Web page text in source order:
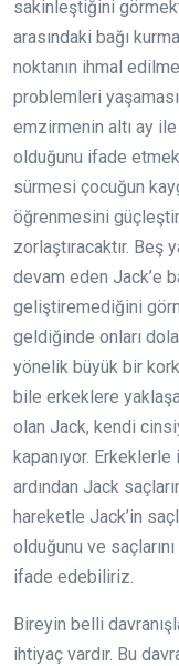
sakinleştiğini
arasındaki bağı
noktanın ihmal
problemleri
emzirmenin altı ay ile
olduğunu ifade
sürmesi çocuğun
öğrenmesini
zorlaştıracaktır. Beş
devam eden Jack’e
geliştiremediğini
geldiğinde onları
yönelik büyük bir
bile erkeklere
olan Jack, kendi
kapanıyor.
ardından Jack
hareketle Jack’in
olduğunu ve
ifade edebiliriz.
Bireyin belli
ihtiyaç vardır. Bu